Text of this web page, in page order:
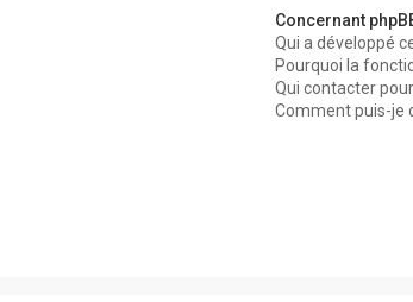
Concernant
Qui a développé
Pourquoi la
Qui contacter
Comment puis-je